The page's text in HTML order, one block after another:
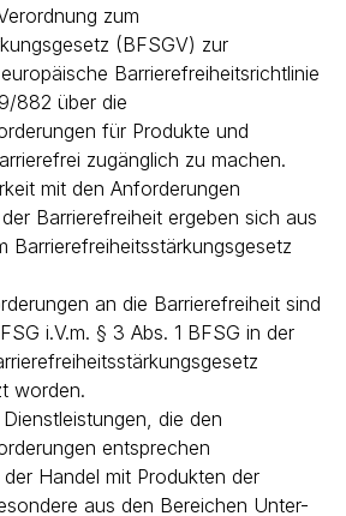
zum
(BFSGV) zur
Barrierefreiheitsrichtlinie
882 über die
für Produkte und
zugänglich zu machen.
mit den Anforderungen
Barrierefreiheit ergeben sich aus
Barrierefreiheitsstärkungsgesetz
an die Barrierefreiheit sind
i.V.m. § 3 Abs. 1 BFSG in der
worden.
die den
entsprechen
Handel mit Produkten der
aus den Bereichen Unter-